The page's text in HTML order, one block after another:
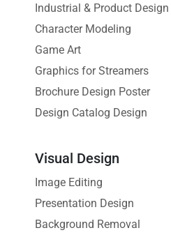
Industrial & Product Design
Character Modeling
Game Art
Graphics for Streamers
Brochure Design Poster
Design Catalog Design
Visual Design
Image Editing
Presentation Design
Background Removal